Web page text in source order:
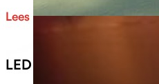
Lees meer
LED verlichting bedrijven